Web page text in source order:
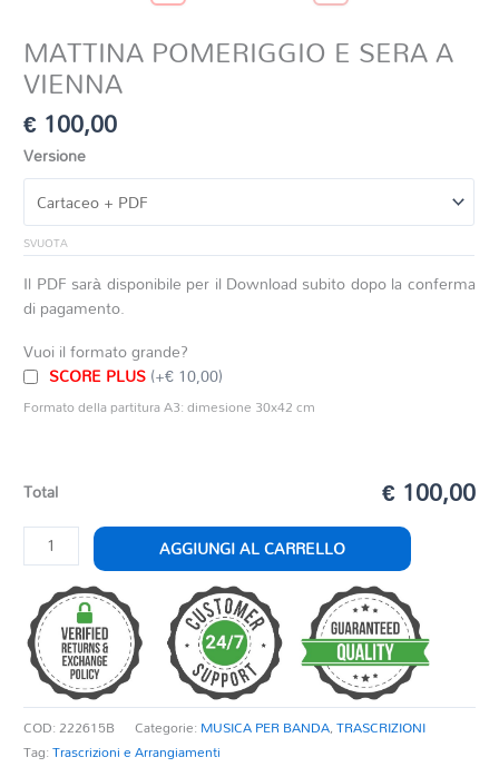
MATTINA POMERIGGIO E SERA A
VIENNA
€ 100,00
Versione
SVUOTA
Il PDF sarà disponibile per il Download subito dopo la conferma
di pagamento.
Vuoi il formato grande?
SCORE PLUS(+€ 10,00)
Formato della partitura A3: dimesione 30x42 cm
Total € 100,00
MATTINA
POMERIGGIO
SERA
A
VIENNA
quantità
AGGIUNGI AL CARRELLO
COD:222615B Categorie: MUSICA PER BANDA,TRASCRIZIONI
Tag:Trascrizioni e Arrangiamenti